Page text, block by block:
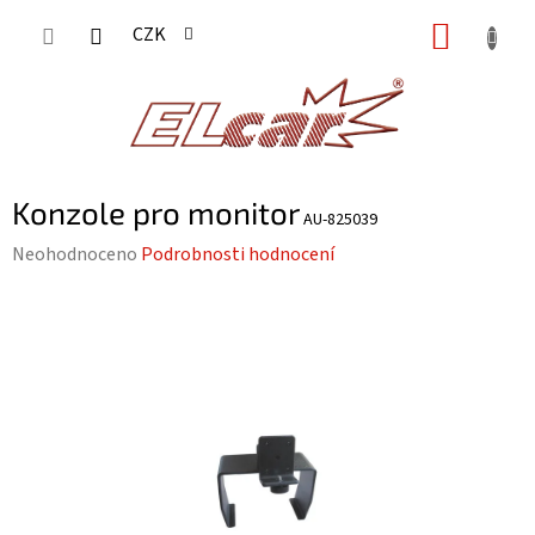
CZK
Konzole pro monitorAU-825039
Průměrné
Neohodnoceno Podrobnosti hodnocení